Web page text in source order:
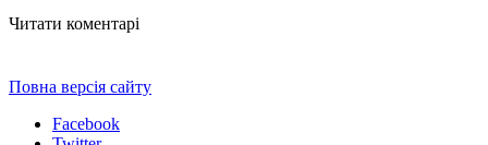
Читати коментарі
Повна версія сайту
Facebook